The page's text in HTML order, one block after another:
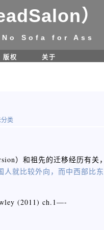
）
Sofa for Ass
版权 关于
类
）和祖先的迁移经历有
人就比较外向，而中西部比
(2011) ch.1—-